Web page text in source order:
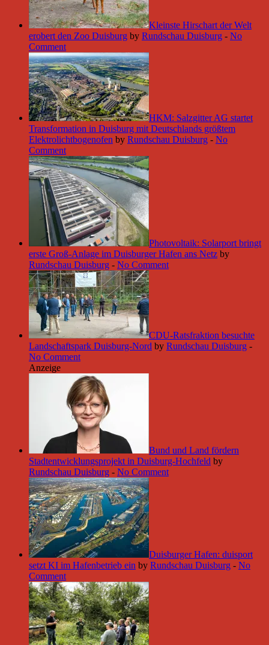
Kleinste Hirschart der Welt
erobert den Zoo Duisburg by Rundschau Duisburg - No
Comment
HKM: Salzgitter AG startet
Transformation in Duisburg mit Deutschlands größtem
Elektrolichtbogenofen by Rundschau Duisburg - No
Comment
Photovoltaik: Solarport bringt
erste Groß-Anlage im Duisburger Hafen ans Netz by
Rundschau Duisburg - No Comment
CDU-Ratsfraktion besuchte
Landschaftspark Duisburg-Nord by Rundschau Duisburg -
No Comment
Anzeige
Bund und Land fördern
Stadtentwicklungsprojekt in Duisburg-Hochfeld by
Rundschau Duisburg - No Comment
Duisburger Hafen: duisport
setzt KI im Hafenbetrieb ein by Rundschau Duisburg - No
Comment